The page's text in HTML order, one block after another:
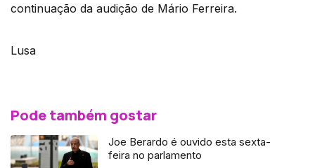
continuação da audição de Mário Ferreira.
Lusa
Pode também gostar
Joe Berardo é ouvido esta sexta-
feira no parlamento